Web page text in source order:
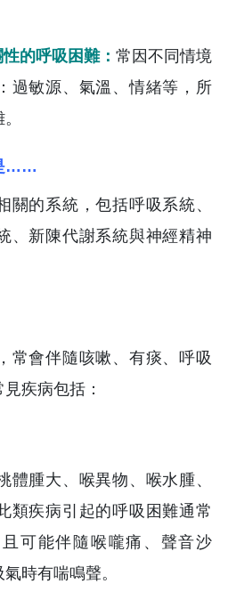
的呼吸困難： 常因不同情境
過敏源、氣溫、情緒等，所
……
關的系統，包括呼吸系統、
、新陳代謝系統與神經精神
常會伴隨咳嗽、有痰、呼吸
疾病包括：
體腫大、喉異物、喉水腫、
類疾病引起的呼吸困難通常
可能伴隨喉嚨痛、聲音沙
時有喘鳴聲。